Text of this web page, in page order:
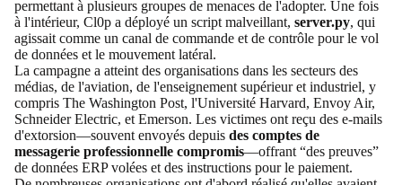
permettant à plusieurs groupes de menaces de l'adopter. Une fois
à l'intérieur, Cl0p a déployé un script malveillant, server.py, qui
agissait comme un canal de commande et de contrôle pour le vol
de données et le mouvement latéral.
La campagne a atteint des organisations dans les secteurs des
médias, de l'aviation, de l'enseignement supérieur et industriel, y
compris The Washington Post, l'Université Harvard, Envoy Air,
Schneider Electric, et Emerson. Les victimes ont reçu des e-mails
d'extorsion—souvent envoyés depuis des comptes de
messagerie professionnelle compromis—offrant “des preuves”
de données ERP volées et des instructions pour le paiement.